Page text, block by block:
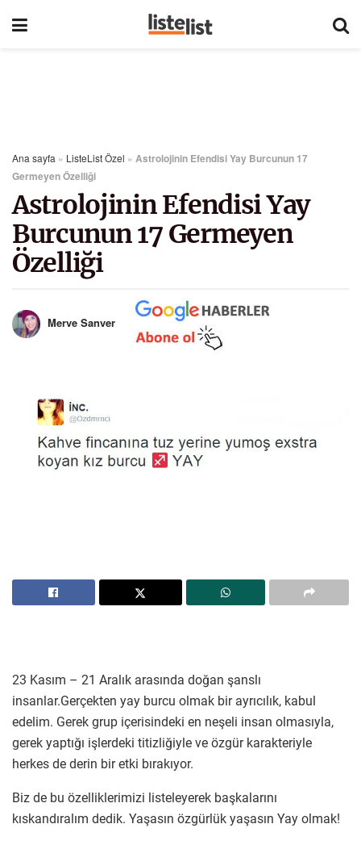
Ana sayfa » ListeList Özel » Astrolojinin Efendisi Yay Burcunun 17
Germeyen Özelliği
Astrolojinin Efendisi Yay
Burcunun 17 Germeyen
Özelliği
Merve Sanver
23 Kasım – 21 Aralık arasında doğan şanslı
insanlar.Gerçekten yay burcu olmak bir ayrıcılık, kabul
edelim. Gerek grup içerisindeki en neşeli insan olmasıyla,
gerek yaptığı işlerdeki titizliğiyle ve özgür karakteriyle
herkes de derin bir etki bırakıyor.
Biz de bu özelliklerimizi listeleyerek başkalarını
kıskandıralım dedik. Yaşasın özgürlük yaşasın Yay olmak!